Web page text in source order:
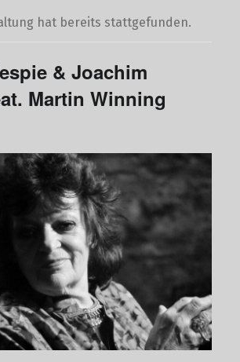
hat bereits stattgefunden.
& Joachim
Martin Winning